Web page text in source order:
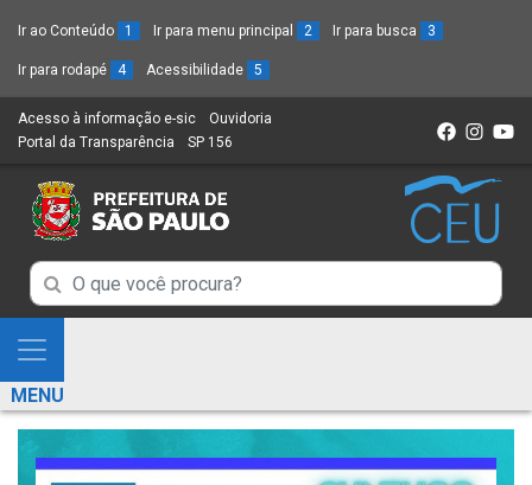
Ir ao Conteúdo 1 Ir para menu principal 2 Ir para busca 3
Ir para rodapé 4 Acessibilidade 5
Acesso à informação e-sic (Link
para
novo
sítio)
Ouvidoria
Portal da Transparência (Link
um
novo
SP 156
Campo
de
Busca
de
informações
Campo
de
de
informações
Mostra
e
Esconde
Menu
MENU